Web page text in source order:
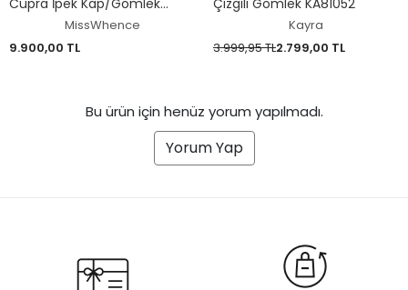
Cupra İpek Kap/Gömlek
MissWhence
9.900,00 TL
Çizgili Gömlek KA81052
Kayra
3.999,95 TL2.799,00 TL
Bu ürün için henüz yorum yapılmadı.
Yorum Yap